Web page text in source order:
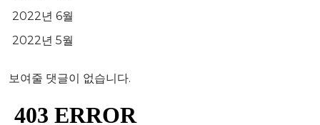
2022년 6월
2022년 5월
보여줄 댓글이 없습니다.